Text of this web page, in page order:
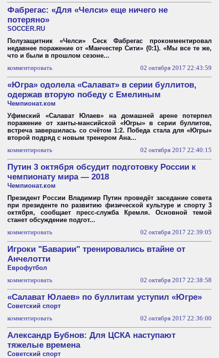
Фабрегас: «Для «Челси» еще ничего не
потеряно»
SOCCER.RU
Полузащитник «Челси» Сеск Фабрегас прокомментировал
недавнее поражение от «Манчестер Сити» (0:1). «Мы все те же,
что и были в прошлом сезоне...
комментировать
02 октября 2017 22:43:59
«Югра» одолела «Салават» в серии буллитов,
одержав вторую победу с Емелиным
Чемпионат.ком
Уфимский «Салават Юлаев» на домашней арене потерпел
поражение от ханты-мансийской «Югры» в серии буллитов,
встреча завершилась со счётом 1:2. Победа стала для «Югры»
второй подряд с новым тренером Ана...
комментировать
02 октября 2017 22:40:15
Путин 3 октября обсудит подготовку России к
чемпионату мира — 2018
Чемпионат.ком
Президент России Владимир Путин проведёт заседание совета
при президенте по развитию физической культуре и спорту 3
октября, сообщает пресс-служба Кремля. Основной темой
станет обсуждение подгот...
комментировать
02 октября 2017 22:39:05
Игроки "Баварии" тренировались втайне от
Анчелотти
Еврофутбол
комментировать
02 октября 2017 22:38:58
«Салават Юлаев» по буллитам уступил «Югре»
Советский спорт
комментировать
02 октября 2017 22:36:00
Александр Бубнов: Для ЦСКА наступают
тяжелые времена
Советский спорт